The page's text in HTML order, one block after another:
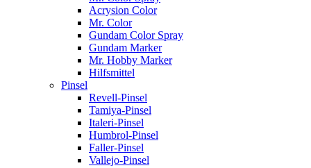
Acrysion Color
Mr. Color
Gundam Color Spray
Gundam Marker
Mr. Hobby Marker
Hilfsmittel
Pinsel
Revell-Pinsel
Tamiya-Pinsel
Italeri-Pinsel
Humbrol-Pinsel
Faller-Pinsel
Vallejo-Pinsel